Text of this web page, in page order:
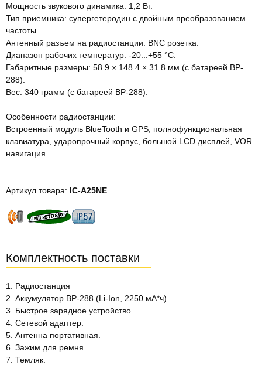
Мощность звукового динамика: 1,2 Вт.
Тип приемника: супергетеродин с двойным преобразованием
частоты.
Антенный разъем на радиостанции: BNC розетка.
Диапазон рабочих температур: -20...+55 °C.
Габаритные размеры: 58.9 × 148.4 × 31.8 мм (с батареей BP-
288).
Вес: 340 грамм (с батареей BP-288).
Особенности радиостанции:
Встроенный модуль BlueTooth и GPS, полнофункциональная
клавиатура, ударопрочный корпус, большой LCD дисплей, VOR
навигация.
Артикул товара: IC-A25NE
Комплектность поставки
1. Радиостанция
2. Аккумулятор BP-288 (Li-Ion, 2250 мА*ч).
3. Быстрое зарядное устройство.
4. Сетевой адаптер.
5. Антенна портативная.
6. Зажим для ремня.
7. Темляк.